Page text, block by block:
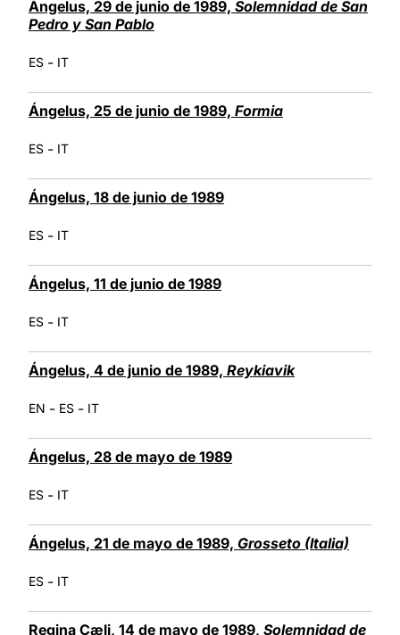
Ángelus, 29 de junio de 1989, Solemnidad de San
Pedro y San Pablo
ES - IT
Ángelus, 25 de junio de 1989, Formia
ES - IT
Ángelus, 18 de junio de 1989
ES - IT
Ángelus, 11 de junio de 1989
ES - IT
Ángelus, 4 de junio de 1989, Reykiavik
EN - ES - IT
Ángelus, 28 de mayo de 1989
ES - IT
Ángelus, 21 de mayo de 1989, Grosseto (Italia)
ES - IT
Regina Cæli, 14 de mayo de 1989, Solemnidad de